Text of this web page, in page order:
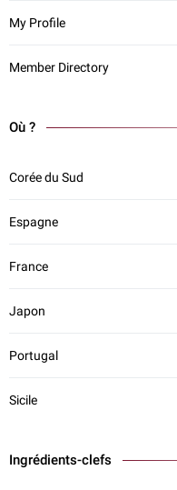
My Profile
Member Directory
Où ?
Corée du Sud
Espagne
France
Japon
Portugal
Sicile
Ingrédients-clefs